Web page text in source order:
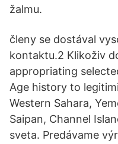
žalmu.
členy se dostával
kontaktu.2 Klikoživ
appropriating
Age history to
Western Sahara,
Saipan, Channel
sveta. Predávame